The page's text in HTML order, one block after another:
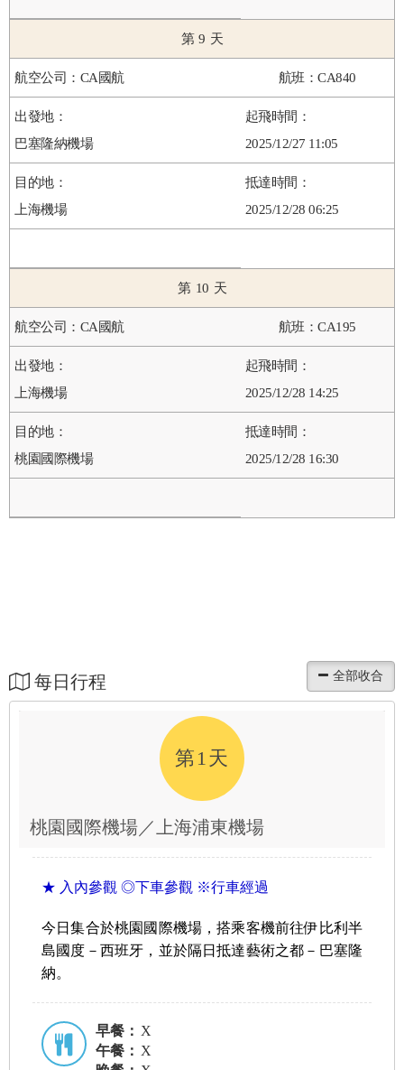
9
CA國航 CA840
巴塞隆納機場 2025/12/27 11:05
上海機場 2025/12/28 06:25
10
CA國航 CA195
上海機場 2025/12/28 14:25
桃園國際機場 2025/12/28 16:30
每日行程
第1天
桃園國際機場／上海浦東機場
★ 入內參觀 ◎下車參觀 ※行車經過
今日集合於桃園國際機場，搭乘客機前往伊比利半
島國度－西班牙，並於隔日抵達藝術之都－巴塞隆
納。
早餐： X
午餐： X